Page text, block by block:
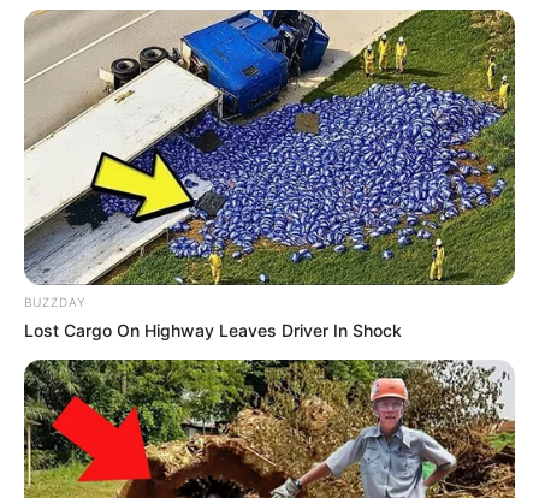
BUZZDAY
Lost Cargo On Highway Leaves Driver In Shock